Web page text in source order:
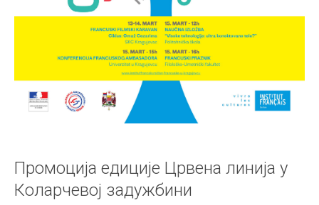
Промоција едиције Црвена линија у
Коларчевој задужбини